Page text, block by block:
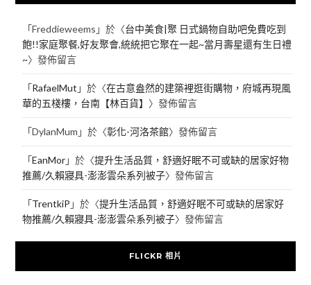
「Freddieweems 」於〈台中美食|聚 日式鍋物自助吧免費吃到
飽!!家庭聚餐,好友聚會,統統把它聚在一起~當月壽星還有生日禮
~〉發佈留言
「RafaelMut 」於〈在古意盎然的建築裡逛街購物，府城再現風
華的五棧樓，台南【林百貨】 〉發佈留言
「DylanMum 」於〈彰化-河洛茶館〉發佈留言
「EanMor」於〈提升生活品質，舒適好眠不可或缺的居家好物
推薦/久賴寢具-澎澎雲朵系列被子〉發佈留言
「TrentkiP 」於〈提升生活品質，舒適好眠不可或缺的居家好
物推薦/久賴寢具-澎澎雲朵系列被子〉發佈留言
FLICKR 相片